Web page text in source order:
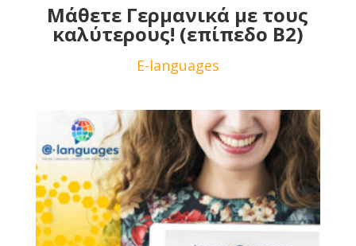
Μάθετε Γερμανικά με τους
καλύτερους! (επίπεδο B2)
E-languages